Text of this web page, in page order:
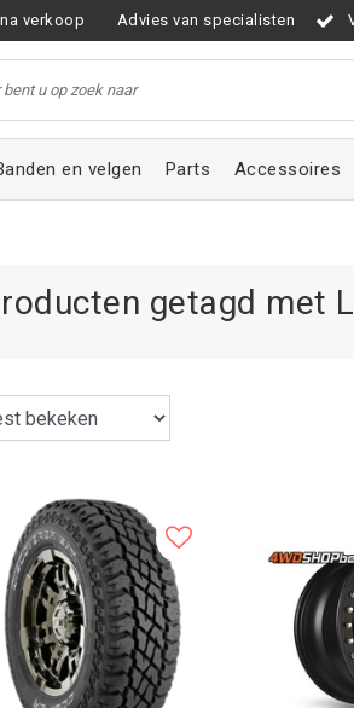
verkoop Advies van specialisten
en velgen Parts Accessoires
getagd met